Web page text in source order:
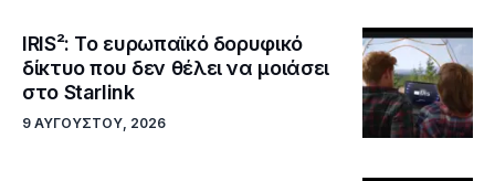
IRIS²: Το ευρωπαϊκό δορυφικό
δίκτυο που δεν θέλει να μοιάσει
στο Starlink
9 ΑΥΓΟΎΣΤΟΥ, 2026